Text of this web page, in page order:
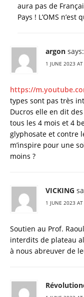
aura pas de
Pays ! L’OMS
argon says:
1 JUNE 2023
https://
types sont pas très
Ducros elle en dit
tous les 4 mois et 4
glyphosate et contre
m’inspire pour une
moins ?
VICKING
1 JUNE 2023
Soutien au Prof.
interdits de plateau
à nous abreuver de